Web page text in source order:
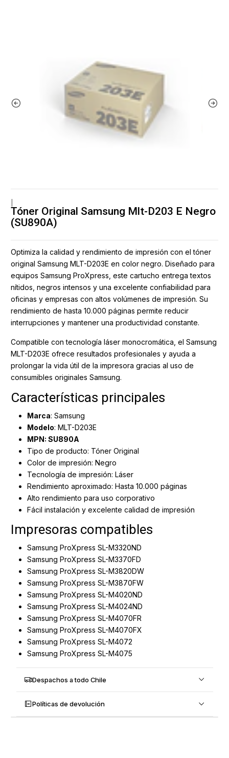
Tóner Original Samsung Mlt-D203 E Negro
(SU890A)
Optimiza la calidad y rendimiento de impresión con el tóner
original Samsung MLT-D203E en color negro. Diseñado para
equipos Samsung ProXpress, este cartucho entrega textos
nítidos, negros intensos y una excelente confiabilidad para
oficinas y empresas con altos volúmenes de impresión. Su
rendimiento de hasta 10.000 páginas permite reducir
interrupciones y mantener una productividad constante.
Compatible con tecnología láser monocromática, el Samsung
MLT-D203E ofrece resultados profesionales y ayuda a
prolongar la vida útil de la impresora gracias al uso de
consumibles originales Samsung.
Características principales
Marca: Samsung
Modelo: MLT-D203E
MPN: SU890A
Tipo de producto: Tóner Original
Color de impresión: Negro
Tecnología de impresión: Láser
Rendimiento aproximado: Hasta 10.000 páginas
Alto rendimiento para uso corporativo
Fácil instalación y excelente calidad de impresión
Impresoras compatibles
Samsung ProXpress SL-M3320ND
Samsung ProXpress SL-M3370FD
Samsung ProXpress SL-M3820DW
Samsung ProXpress SL-M3870FW
Samsung ProXpress SL-M4020ND
Samsung ProXpress SL-M4024ND
Samsung ProXpress SL-M4070FR
Samsung ProXpress SL-M4070FX
Samsung ProXpress SL-M4072
Samsung ProXpress SL-M4075
Despachos a todo Chile
Políticas de devolución